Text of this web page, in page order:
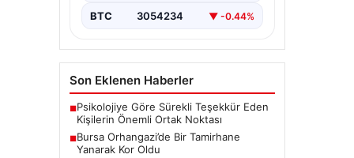
BTC 3054234 ▼ -0.44%
Son Eklenen Haberler
■Psikolojiye Göre Sürekli Teşekkür Eden
Kişilerin Önemli Ortak Noktası
■Bursa Orhangazi’de Bir Tamirhane
Yanarak Kor Oldu